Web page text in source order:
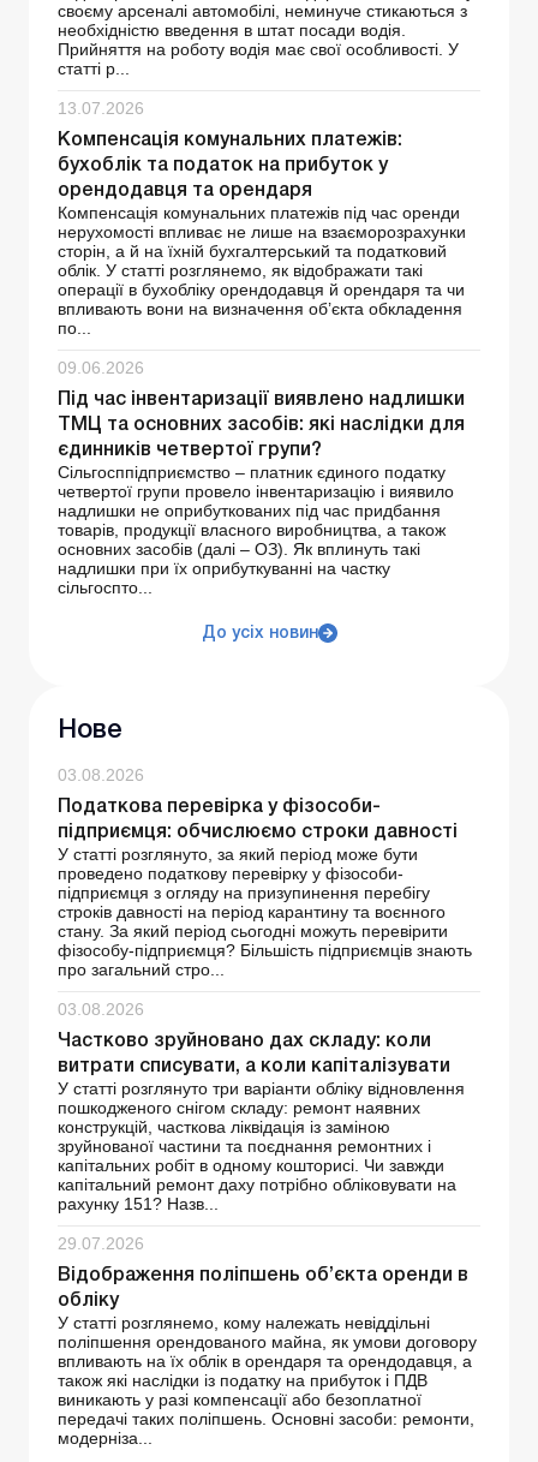
своєму арсеналі автомобілі, неминуче стикаються з
необхідністю введення в штат посади водія.
Прийняття на роботу водія має свої особливості. У
статті р...
13.07.2026
Компенсація комунальних платежів:
бухоблік та податок на прибуток у
орендодавця та орендаря
Компенсація комунальних платежів під час оренди
нерухомості впливає не лише на взаєморозрахунки
сторін, а й на їхній бухгалтерський та податковий
облік. У статті розглянемо, як відображати такі
операції в бухобліку орендодавця й орендаря та чи
впливають вони на визначення об’єкта обкладення
по...
09.06.2026
Під час інвентаризації виявлено надлишки
ТМЦ та основних засобів: які наслідки для
єдинників четвертої групи?
Сільгосппідприємство – платник єдиного податку
четвертої групи провело інвентаризацію і виявило
надлишки не оприбуткованих під час придбання
товарів, продукції власного виробництва, а також
основних засобів (далі – ОЗ). Як вплинуть такі
надлишки при їх оприбуткуванні на частку
сільгоспто...
До усіх новин
Нове
03.08.2026
Податкова перевірка у фізособи-
підприємця: обчислюємо строки давності
У статті розглянуто, за який період може бути
проведено податкову перевірку у фізособи-
підприємця з огляду на призупинення перебігу
строків давності на період карантину та воєнного
стану. За який період сьогодні можуть перевірити
фізособу-підприємця? Більшість підприємців знають
про загальний стро...
03.08.2026
Частково зруйновано дах складу: коли
витрати списувати, а коли капіталізувати
У статті розглянуто три варіанти обліку відновлення
пошкодженого снігом складу: ремонт наявних
конструкцій, часткова ліквідація із заміною
зруйнованої частини та поєднання ремонтних і
капітальних робіт в одному кошторисі. Чи завжди
капітальний ремонт даху потрібно обліковувати на
рахунку 151? Назв...
29.07.2026
Відображення поліпшень об’єкта оренди в
обліку
У статті розглянемо, кому належать невіддільні
поліпшення орендованого майна, як умови договору
впливають на їх облік в орендаря та орендодавця, а
також які наслідки із податку на прибуток і ПДВ
виникають у разі компенсації або безоплатної
передачі таких поліпшень. Основні засоби: ремонти,
модерніза...